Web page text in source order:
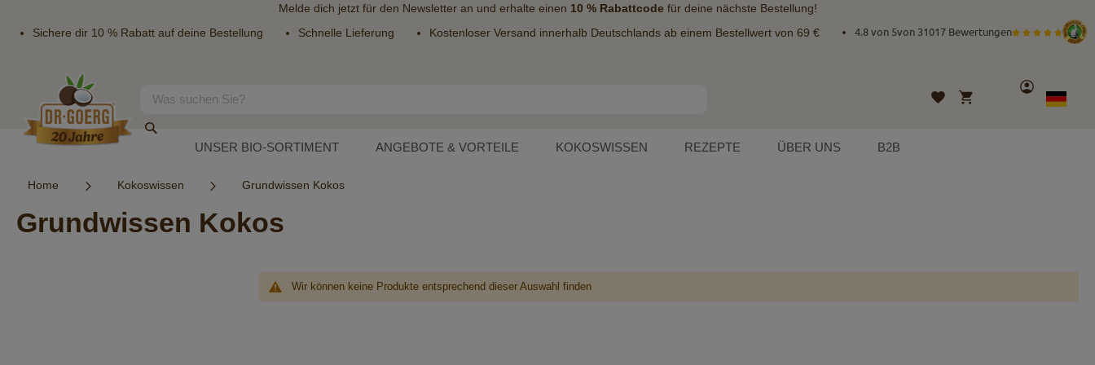
Melde dich jetzt für den Newsletteran und erhalte einen 10 % Rabattcodefür deine nächste Bestellung!
Sichere dir 10 % Rabatt auf deine Bestellung
Schnelle Lieferung Kostenloser Versand innerhalb Deutschlands ab einem Bestellwert von 69 € 4.8 von 5von 31017 Bewertungen
Inhalt
Suche
Wunschliste
Mein Warenkorb
Konto
Sprache
German
UNSER BIO-SORTIMENT ANGEBOTE & VORTEILE KOKOSWISSEN REZEPTE ÜBER UNS B2B
Home Kokoswissen Grundwissen Kokos
Grundwissen Kokos
Wir können keine Produkte entsprechend dieser Auswahl finden